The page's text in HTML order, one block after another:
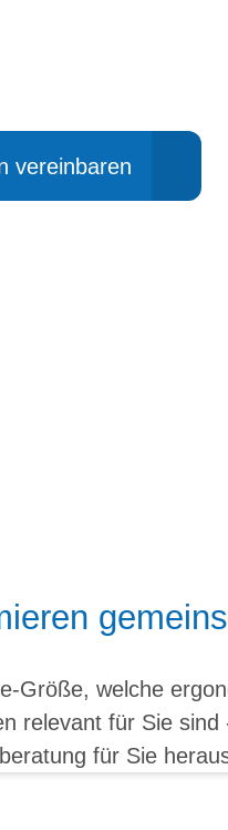
vereinbaren
Größe, welche
relevant für Sie
für Sie